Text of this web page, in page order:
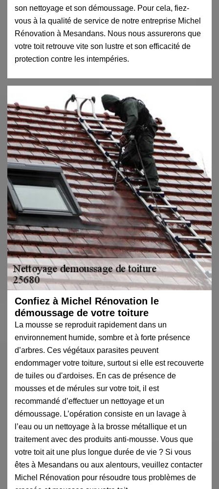
son nettoyage et son démoussage. Pour cela, fiez-
vous à la qualité de service de notre entreprise Michel
Rénovation à Mesandans. Nous nous assurerons que
votre toit retrouve vite son lustre et son efficacité de
protection contre les intempéries.
Confiez à Michel Rénovation le
démoussage de votre toiture
La mousse se reproduit rapidement dans un
environnement humide, sombre et à forte présence
d’arbres. Ces végétaux parasites peuvent
endommager votre toiture, surtout si elle est recouverte
de tuiles ou d'ardoises. En cas de présence de
mousses et de mérules sur votre toit, il est
recommandé d’effectuer un nettoyage et un
démoussage. L’opération consiste en un lavage à
l’eau ou un nettoyage à la brosse métallique et un
traitement avec des produits anti-mousse. Vous que
votre toit ait une plus longue durée de vie ? Si vous
êtes à Mesandans ou aux alentours, veuillez contacter
Michel Rénovation pour résoudre tous problèmes de